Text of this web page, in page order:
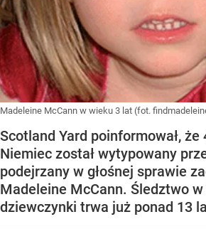
Madeleine McCann w wieku 3 lat (fot.
Scotland Yard poinformował,
Niemiec został wytypowany
podejrzany w głośnej sprawie
Madeleine McCann. Śledztwo
dziewczynki trwa już ponad 13